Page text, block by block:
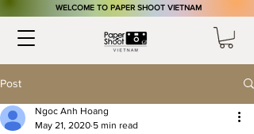
​WELCOME TO PAPER SHOOT VIETNAM
Post
Ngoc Anh Hoang
May 21, 2020 5 min read